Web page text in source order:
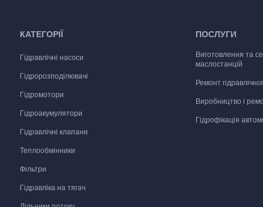
КАТЕГОРІЇ
Гідравлічні насоси
Гідророзподілювачі
Гідромотори
Гідроакумулятори
Гідравлічні клапани
Теплообмінники
Фільтри
Гідравліка на тягач
ПОСЛУГИ
Виготовлення та
маслостанцій
Ремонт
Виробництво і
Гідрофікація